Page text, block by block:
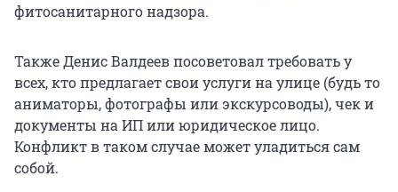
фитосанитарного надзора.
Также Денис Валдеев посоветовал требовать у
всех, кто предлагает свои услуги на улице (будь то
аниматоры, фотографы или экскурсоводы), чек и
документы на ИП или юридическое лицо.
Конфликт в таком случае может уладиться сам
собой.